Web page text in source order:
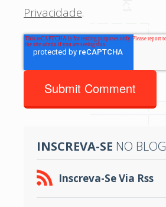
Privacidade.
INSCREVA-SE NO BLOG
Inscreva-Se Via Rss